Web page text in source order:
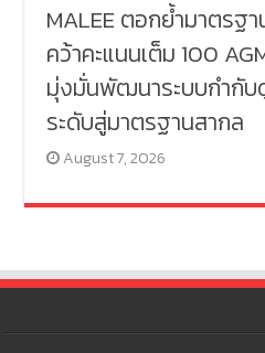
MALEE ตอกย้ำมาตรฐ
คว้าคะแนนเต็ม 100
มุ่งมั่นพัฒนาระบบกำกับ
ระดับสู่มาตรฐานสากล
August 7, 2026